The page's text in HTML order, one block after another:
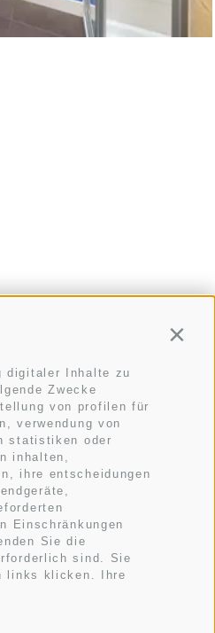
digitaler Inhalte zu
Zwecke
von profilen für
verwendung von
statistiken oder
inhalten,
ihre entscheidungen
Einschränkungen
Sie die
sind. Sie
links klicken. Ihre